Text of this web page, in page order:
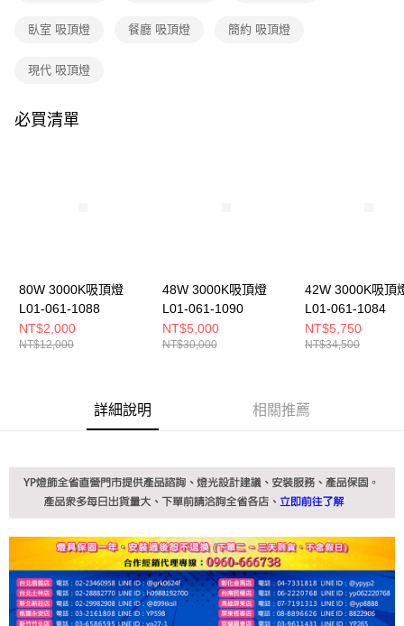
購買商品的店家。未經商家同意取消之訂單仍視為有效，需透過AFTEE先享
是否繳費成功／繳費後需取消欲退款等相關疑問，請聯繫「AFTEE先享後付
【注意事項】
時審查核予不同之上限額度；若仍有額度不足之情形，本公司將視審查結果
５．嚴禁一人註冊多個帳號或使用他人資訊註冊。若發現惡意使用之情形，
恩沛科技股份有限公司將有權停止該用戶之使用額度並採取法律行動。
臥室 吸頂燈 餐廳 吸頂燈 簡約 吸頂燈
現代 吸頂燈
必買清單
80W 3000K吸頂燈
L01-061-1088
NT$2,000
NT$12,000
48W 3000K吸頂燈
L01-061-1090
NT$5,000
NT$30,000
42W 3000K吸頂
L01-061-1084
NT$5,750
NT$34,500
詳細說明 相關推薦